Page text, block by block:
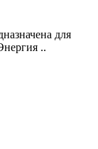
для
..